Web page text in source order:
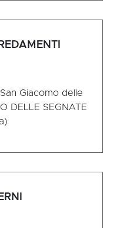
Giacomo delle
DELLE SEGNATE